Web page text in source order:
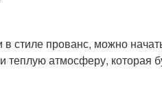
в стиле прованс, можно
теплую атмосферу, которая